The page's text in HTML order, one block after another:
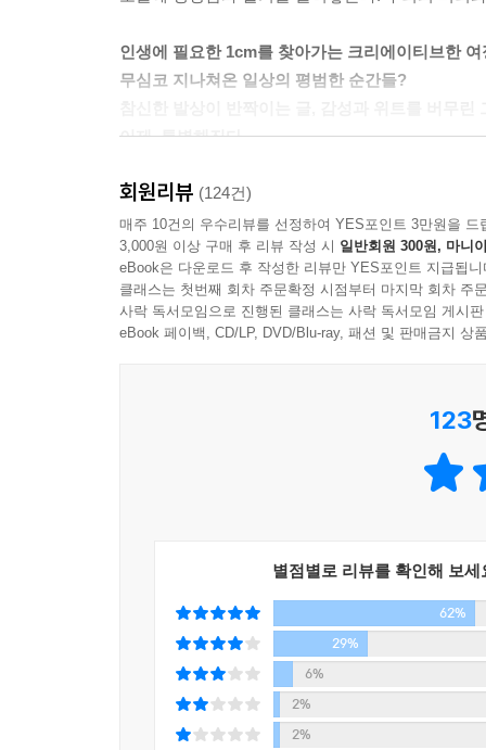
그 자리에서 멈추어도 된다 유혹하고
그것으로 만족해도 된다 말한다.
---「약간은 위험하다」 중에서
인생에 필요한 1cm를 찾아가는 크리에이티브한 여
무심코 지나쳐온 일상의 평범한 순간들?
이제, 특별해진다
여기서 잠깐, 아주 간단한 실험을 해보려 한다.
한쪽 손의 엄지손가락과 집게손가락을 마주 보게
그려봐도 좋다.
그 뒤 그것을 자로 재어보자. 아마도 조금 전에 당
사람들이 생각하는 것에 비해 매우 미미한 수치다.
그 여정에서 1cm만큼 시선을 옮겨 보기도 하고
의외의 위트와 날카로움이 자리 잡고 있다. 공
1cm라는 상징과 그 의미는 그래서 결코 미약하
다가와 일상에 관해 아주 쉽게 말해주고 있기에.
이 책 《1cm+》는 당신의 ‘인생’이라는 풀밭에
통해 곧 찾아올 것이므로.
회원리뷰 (124건)
매주 10건의 우수리뷰를 선정하여 YES포인트 3만원을 드
3,000원 이상 구매 후 리뷰 작성 시 일반회원 300원, 마니
eBook은 다운로드 후 작성한 리뷰만 YES포인트 지급됩니
클래스는 첫번째 회차 주문확정 시점부터 마지막 회차 주
사락 독서모임으로 진행된 클래스는 사락 독서모임 게시
eBook 페이백, CD/LP, DVD/Blu-ray, 패션 및 판매금지 상
123
별점별로 리뷰를 확인해 보세
62%
29%
6%
2%
2%